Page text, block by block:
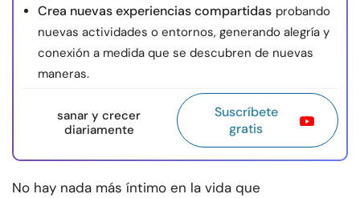
Crea nuevas experiencias compartidas probando
nuevas actividades o entornos, generando alegría y
conexión a medida que se descubren de nuevas
maneras.
sanar y crecer
diariamente
Suscríbete
gratis
No hay nada más íntimo en la vida que